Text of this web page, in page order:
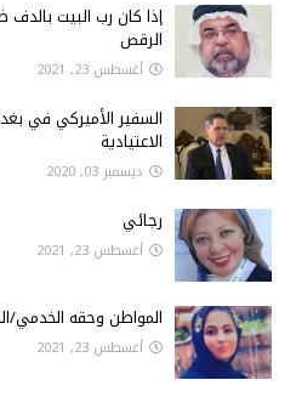
إذا كان رب البيت
الرقص
أغسطس 23, 2021
السفير الأميركي في
الاعتيادية
ديسمبر 03, 2020
رجائي
أغسطس 23, 2021
المواطن وحقه الخدمي/
أغسطس 23, 2021